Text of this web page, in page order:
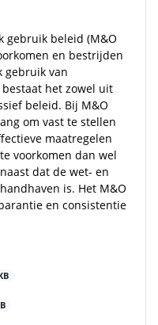
gebruik beleid (M&O
en bestrijden
gebruik van
het zowel uit
beleid. Bij M&O
om vast te stellen
maatregelen
voorkomen dan wel
dat de wet- en
is. Het M&O
en consistentie